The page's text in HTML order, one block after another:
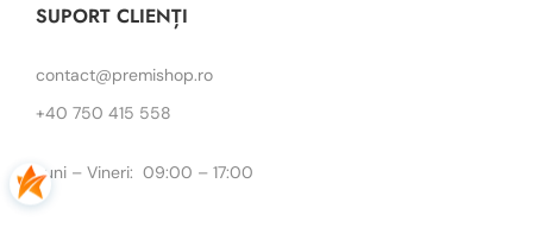
SUPORT CLIENȚI
contact@premishop.ro
+40 750 415 558
Luni – Vineri: 09:00 – 17:00